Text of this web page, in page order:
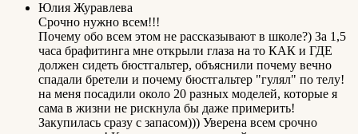
Юлия Журавлева
Срочно нужно всем!!!
Почему обо всем этом не рассказывают в школе?) За 1,5
часа брафитинга мне открыли глаза на то КАК и ГДЕ
должен сидеть бюстгальтер, объяснили почему вечно
спадали бретели и почему бюстгальтер "гулял" по телу!
на меня посадили около 20 разных моделей, которые я
сама в жизни не рискнула бы даже примерить!
Закупилась сразу с запасом))) Уверена всем срочно